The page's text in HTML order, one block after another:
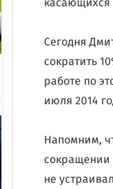
Сегодня
сократить
работе по
июля 2014
Напомним,
сокращении
не